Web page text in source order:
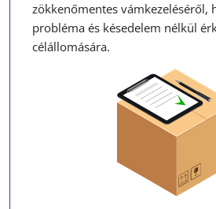
zökkenőmentes vámkezeléséről,
probléma és késedelem nélkül
célállomására.